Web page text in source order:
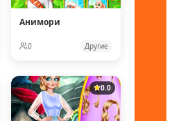
Анимори
0 Другие
0.0